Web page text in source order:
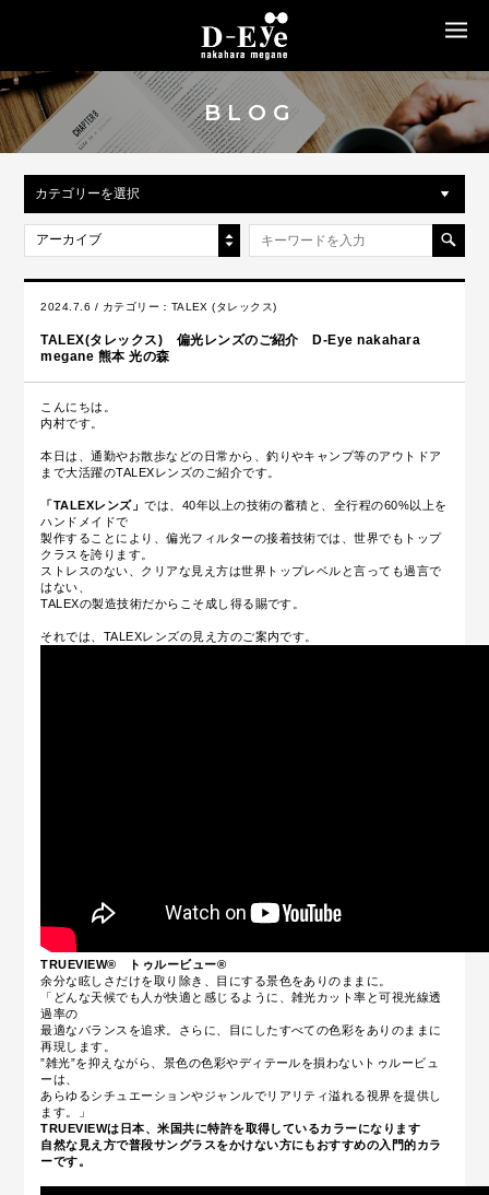
BLOG
カテゴリーを選択
アーカイブ
2024.7.6 / カテゴリー： TALEX (タレックス)
TALEX(タレックス) 偏光レンズのご紹介 D-Eye nakahara
megane 熊本 光の森
こんにちは。
内村です。
本日は、通勤やお散歩などの日常から、釣りやキャンプ等のアウトドア
まで大活躍のTALEXレンズのご紹介です。
「TALEXレンズ」では、40年以上の技術の蓄積と、全行程の60%以上を
ハンドメイドで
製作することにより、偏光フィルターの接着技術では、世界でもトップ
クラスを誇ります。
ストレスのない、クリアな見え方は世界トップレベルと言っても過言で
はない、
TALEXの製造技術だからこそ成し得る賜です。
それでは、TALEXレンズの見え方のご案内です。
TRUEVIEW®
トゥルービュー®
余分な眩しさだけを取り除き、目にする景色をありのままに。
「どんな天候でも人が快適と感じるように、雑光カット率と可視光線透
過率の
最適なバランスを追求。さらに、目にしたすべての色彩をありのままに
再現します。
”雑光”を抑えながら、景色の色彩やディテールを損わないトゥルービュ
ーは、
あらゆるシチュエーションやジャンルでリアリティ溢れる視界を提供し
ます。」
TRUEVIEWは日本、米国共に特許を取得しているカラーになります
自然な見え方で普段サングラスをかけない方にもおすすめの入門的カラ
ーです。